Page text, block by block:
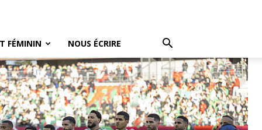
FÉMININ NOUS ÉCRIRE